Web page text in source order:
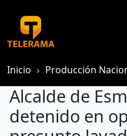
Inicio Producción
Alcalde de
detenido en